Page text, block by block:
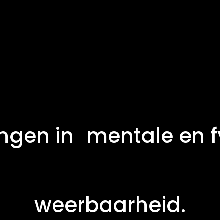
in mentale en
weerbaarheid.